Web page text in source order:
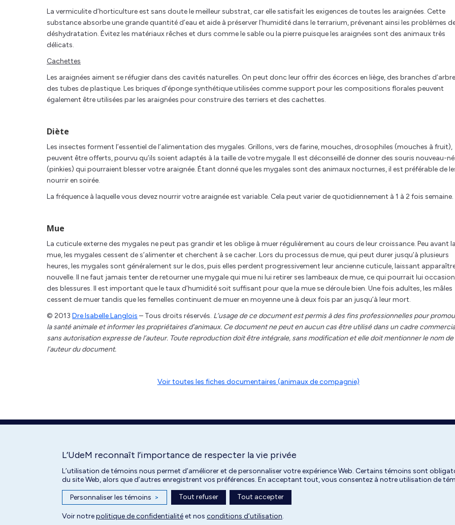
La vermiculite d’horticulture est sans doute le meilleur substrat, car elle satisfait les exigences de toutes les araignées. Cette
substance absorbe une grande quantité d’eau et aide à préserver l’humidité dans le terrarium, prévenant ainsi les problèmes
déshydratation. Évitez les matériaux rêches et durs comme le sable ou la pierre puisque les araignées sont des animaux très
délicats.
Cachettes
Les araignées aiment se réfugier dans des cavités naturelles. On peut donc leur offrir des écorces en liège, des branches
des tubes de plastique. Les briques d’éponge synthétique utilisées comme support pour les compositions florales peuvent
également être utilisées par les araignées pour construire des terriers et des cachettes.
Diète
Les insectes forment l’essentiel de l’alimentation des mygales. Grillons, vers de farine, mouches, drosophiles (mouches à fruit),
peuvent être offerts, pourvu qu’ils soient adaptés à la taille de votre mygale. Il est déconseillé de donner des souris nouveau-
(pinkies) qui pourraient blesser votre araignée. Étant donné que les mygales sont des animaux nocturnes, il est préférable de
nourrir en soirée.
La fréquence à laquelle vous devez nourrir votre araignée est variable. Cela peut varier de quotidiennement à 1 à 2 fois semaine.
Mue
La cuticule externe des mygales ne peut pas grandir et les oblige à muer régulièrement au cours de leur croissance. Peu avant la
mue, les mygales cessent de s’alimenter et cherchent à se cacher. Lors du processus de mue, qui peut durer jusqu’à plusieurs
heures, les mygales sont généralement sur le dos, puis elles perdent progressivement leur ancienne cuticule, laissant
nouvelle. Il ne faut jamais tenter de retourner une mygale qui mue ni lui retirer ses lambeaux de mue, ce qui pourrait lui
des blessures. Il est important que le taux d’humidité soit suffisant pour que la mue se déroule bien. Une fois adultes, les mâles
cessent de muer tandis que les femelles continuent de muer en moyenne une à deux fois par an jusqu’à leur mort.
© 2013 Dre Isabelle Langlois – Tous droits réservés. L’usage de ce document est permis à des fins professionnelles pour
la santé animale et informer les propriétaires d’animaux. Ce document ne peut en aucun cas être utilisé dans un cadre
sans autorisation expresse de l’auteur. Toute reproduction doit être intégrale, sans modification et elle doit mentionner le nom de
l’auteur du document.
Voir toutes les fiches documentaires (animaux de compagnie)
Tous droits réservés | Centre hospitalier universitaire vétérinaire de l'Université de Montréal | 2026
L’UdeM reconnaît l’importance de respecter la vie privée
L’utilisation de témoins nous permet d’améliorer et de personnaliser votre expérience Web. Certains témoins sont
du site Web, alors que d’autres enregistrent vos préférences. En acceptant tout, vous consentez à notre utilisation de
Personnaliser les témoins > Tout refuser Tout accepter
Voir notrepolitique de confidentialitéet nos conditions d’utilisation.